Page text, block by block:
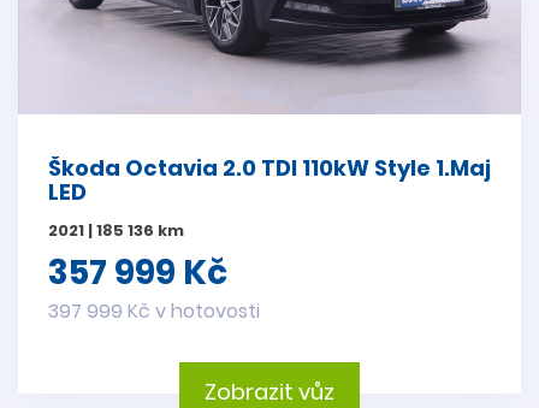
Škoda Octavia 2.0 TDI 110kW Style 1.Maj
LED
2021 | 185 136 km
357 999 Kč
397 999 Kč v hotovosti
Zobrazit vůz